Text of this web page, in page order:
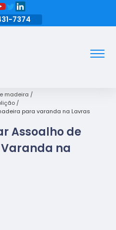
7374
madeira
para varanda na Lavras
Assoalho de
na